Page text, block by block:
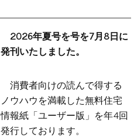
2026年夏号を号を7月8日に
発刊いたしました。
消費者向けの読んで得する
ノウハウを満載した無料住宅
情報紙「ユーザー版」を年4回
発行しております。